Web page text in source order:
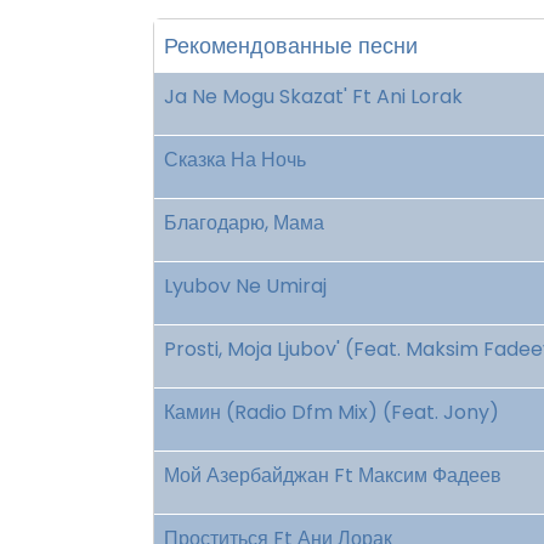
Рекомендованные песни
Ja Ne Mogu Skazat' Ft Ani Lorak
Сказка На Ночь
Благодарю, Мама
Lyubov Ne Umiraj
Prosti, Moja Ljubov' (Feat. Maksim
Камин (Radio Dfm Mix) (Feat. Jony)
Мой Азербайджан Ft Максим Фадеев